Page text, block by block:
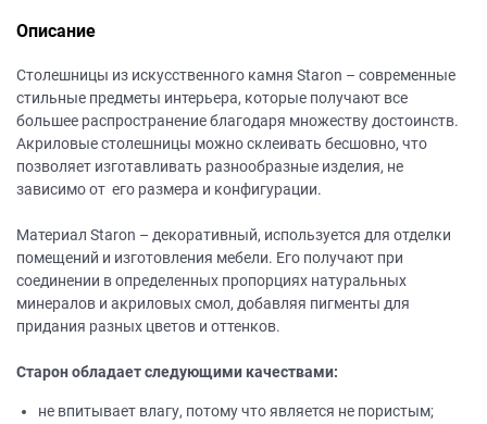
Описание
Столешницы из искусственного камня Staron – современные
стильные предметы интерьера, которые получают все
большее распространение благодаря множеству достоинств.
Акриловые столешницы можно склеивать бесшовно, что
позволяет изготавливать разнообразные изделия, не
зависимо от его размера и конфигурации.
Материал Staron – декоративный, используется для отделки
помещений и изготовления мебели. Его получают при
соединении в определенных пропорциях натуральных
минералов и акриловых смол, добавляя пигменты для
придания разных цветов и оттенков.
Старон обладает следующими качествами:
не впитывает влагу, потому что является не пористым;